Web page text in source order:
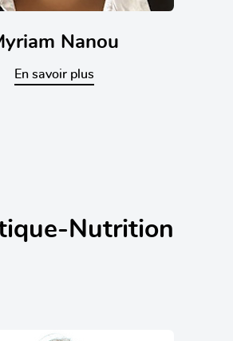
Nanou
En savoir plus
Nutrition